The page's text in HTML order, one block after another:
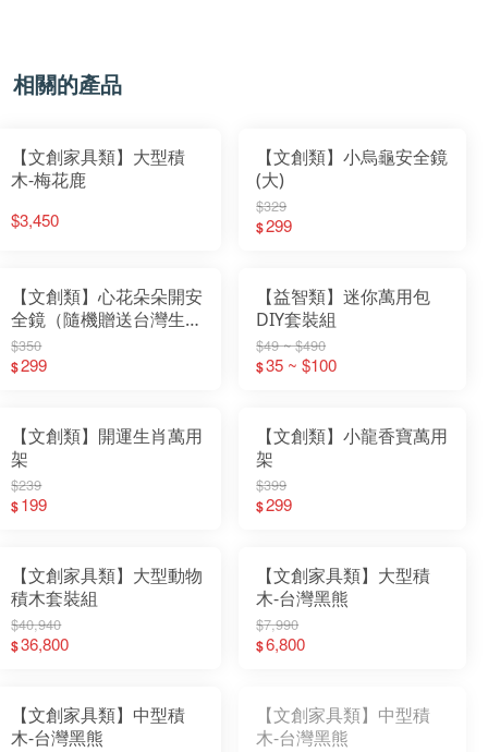
相關的產品
【文創家具類】大型積
木-梅花鹿
$3,450
【文創類】小烏龜安全鏡
(大)
$329
$299
【文創類】心花朵朵開安
全鏡（隨機贈送台灣生態
動物積木1隻）
$350
$299
【益智類】迷你萬用包
DIY套裝組
$49 ~ $490
$35 ~ $100
【文創類】開運生肖萬用
架
$239
$199
【文創類】小龍香寶萬用
架
$399
$299
【文創家具類】大型動物
積木套裝組
$40,940
$36,800
【文創家具類】大型積
木-台灣黑熊
$7,990
$6,800
【文創家具類】中型積
木-台灣黑熊
【文創家具類】中型積
木-台灣黑熊